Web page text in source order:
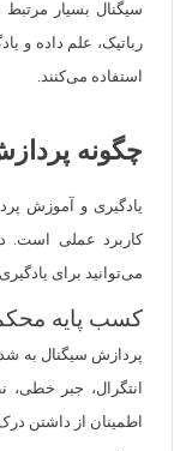
سیگنال بسیار مرتبط
رباتیک، علم داده و
استفاده می‌کنند.
چگونه
یادگیری و آموزش
کاربرد عملی است.
می‌توانید برای
کسب پایه
پردازش سیگنال به
انتگرال، جبر خطی،
اطمینان از داشتن